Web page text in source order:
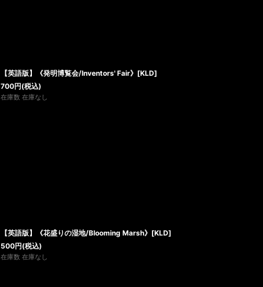
【英語版】《発明博覧会/Inventors' Fair》[KLD]
700円(税込)
在庫数 在庫なし
【英語版】《花盛りの湿地/Blooming Marsh》[KLD]
500円(税込)
在庫数 在庫なし